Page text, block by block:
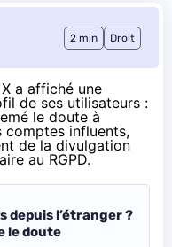
2 min Droit
a affiché une
de ses utilisateurs :
le doute à
comptes influents,
de la divulgation
au RGPD.
depuis l’étranger ?
le doute